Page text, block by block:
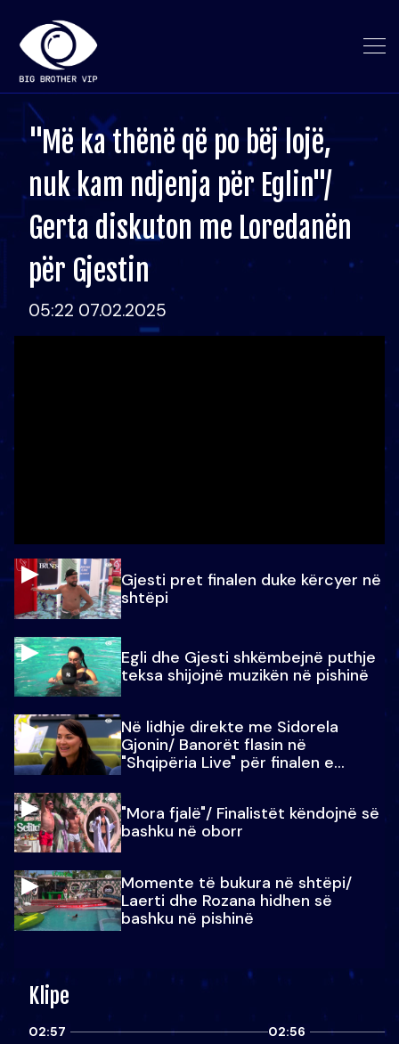
"Më ka thënë që po bëj lojë,
nuk kam ndjenja për Eglin"/
Gerta diskuton me Loredanën
për Gjestin
05:22 07.02.2025
Gjesti pret finalen duke kërcyer në
shtëpi
Egli dhe Gjesti shkëmbejnë puthje
teksa shijojnë muzikën në pishinë
Në lidhje direkte me Sidorela
Gjonin/ Banorët flasin në
"Shqipëria Live" për finalen e
"Mora fjalë"/ Finalistët këndojnë së
bashku në oborr
Momente të bukura në shtëpi/
Laerti dhe Rozana hidhen së
bashku në pishinë
Klipe
02:57 02:56